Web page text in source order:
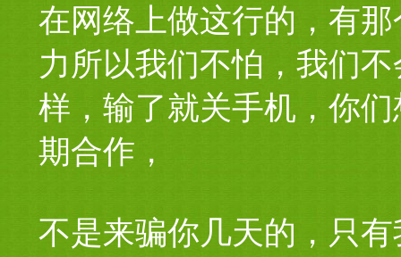
在网络上做这行的，有
力所以我们不怕，我们
样，输了就关手机，你
期合作，
不是来骗你几天的，只